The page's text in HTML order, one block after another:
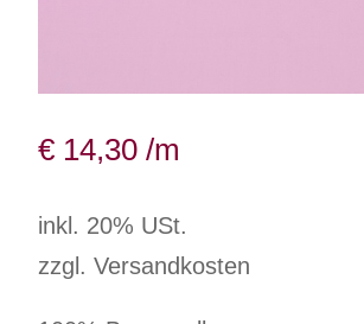
€ 14,30 /m
inkl. 20% USt.
zzgl. Versandkosten